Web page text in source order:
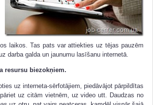
laikos. Tas pats var attiekties uz tējas pauzēm
darba galda un jaunumu lasīšanu internetā.
resursu biezokņiem.
uz interneta-sērfotājiem, piedāvājot pārpildītas
uz citām vietnēm, uz video utt. Daudzas no